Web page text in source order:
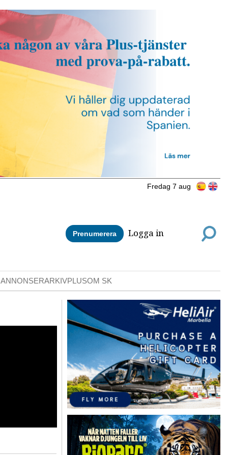
Fredag 7 aug
Prenumerera Logga in
ARKIVPLUSOM SK